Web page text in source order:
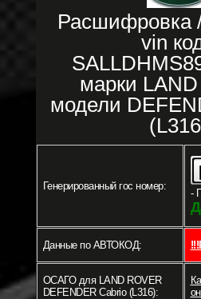
Расшифровка
vin
марки
модели
Генерированный гос номер:
-
Данные по АВТОКОД:
ОСАГО для LAND ROVER
DEFENDER Cabrio (L316):